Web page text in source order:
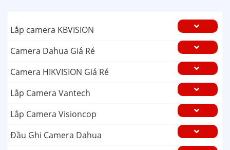
Lắp camera KBVISION
Camera Dahua Giá Rẻ
Camera HIKVISION Giá Rẻ
Lắp Camera Vantech
Lắp Camera Visioncop
Đầu Ghi Camera Dahua